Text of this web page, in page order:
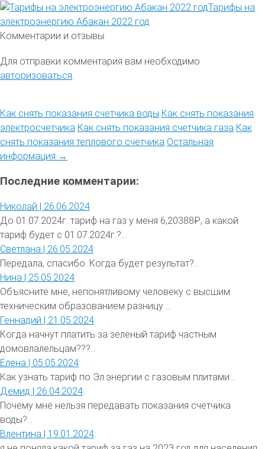
Тарифы на
электроэнергию Абакан 2022 год
Комментарии и отзывы:
Для отправки комментария вам необходимо
авторизоваться
Как снять показания счетчика воды Как снять показания
электросчетчика Как снять показания счетчика газа Как
снять показания теплового счетчика Остальная
информация →
Последние комментарии:
Николай | 26.06.2024:
До 01.07.2024г. тариф на газ у меня 6,20388₽, а какой
тариф будет с 01.07.2024г.?...
Светлана | 26.05.2024:
Передала, спасибо. Когда будет результат?...
Нина | 25.05.2024:
Объясните мне, непонятливому человеку с высшим
техническим образованием разницу ...
Геннадий | 21.05.2024:
Когда начнут платить за зеленый тариф частным
домовлалельцам???...
Елена | 05.05.2024:
Как узнать тариф по Эл.энергии с газовым плитами...
Демид | 26.04.2024:
Почему мне нельзя передавать показания счетчика
воды?...
Влентина | 19.01.2024: